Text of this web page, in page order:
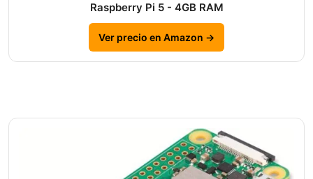
Raspberry Pi 5 - 4GB RAM
Ver precio en Amazon →